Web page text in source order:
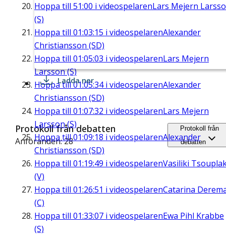
Hoppa till 51:00 i videospelarenLars Mejern
(S)
Hoppa till 01:03:15 i videospelarenAlexander
Christiansson (SD)
Hoppa till 01:05:03 i videospelarenLars Mejern
Larsson (S)
Hoppa till01:05:34i videospelarenAlexander
Christiansson (SD)
Hoppa till 01:07:32 i videospelarenLars Mejern
Larsson (S)
Hoppa till01:09:18 i videospelarenAlexander
Christiansson (SD)
Hoppa till 01:19:49 i videospelarenVasiliki
(V)
Hoppa till 01:26:51 i videospelarenCatarina
(C)
Hoppa till 01:33:07 i videospelarenEwa Pihl Krabbe
(S)
Ladda ner
Protokoll från debatten
Anföranden: 28
Protokoll från
debatten